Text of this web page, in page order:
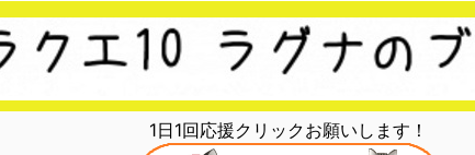
1日1回応援クリックお願いします！